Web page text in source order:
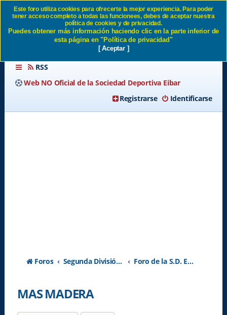
MAS MADERA SD Eibar
RSS
Web NO Oficial de la Sociedad Deportiva Eibar
Identificarse
Registrarse
Foros Segunda División A - Temporada 2026-2027 Foro de la S.D. Eibar
MAS MADERA
Este foro utiliza cookies para ofrecerte la mejor experiencia. Para poder
tener acceso completo a todas las funcionees, debes de aceptar nuestra
política de cookies y de privacidad.
Puedes obtener más información haciendo clic en la parte inferior de
esta página en "Política de privacidad"
[ Aceptar ]